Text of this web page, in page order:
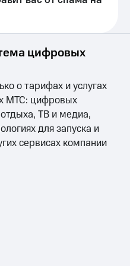
цифровых
о тарифах и услугах
МТС: цифровых
ТВ и медиа,
для запуска и
сервисах компании